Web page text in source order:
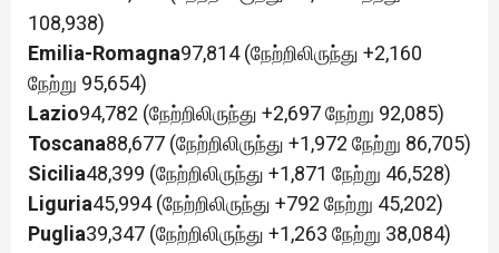
108,938)
Emilia-Romagna97,814 (நேற்றிலிருந்து +2,160
நேற்று 95,654)
Lazio94,782 (நேற்றிலிருந்து +2,697 நேற்று 92,085)
Toscana88,677 (நேற்றிலிருந்து +1,972 நேற்று 86,705)
Sicilia48,399 (நேற்றிலிருந்து +1,871 நேற்று 46,528)
Liguria45,994 (நேற்றிலிருந்து +792 நேற்று 45,202)
Puglia39,347 (நேற்றிலிருந்து +1,263 நேற்று 38,084)